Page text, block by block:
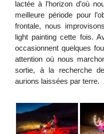
lactée à l’horizon d’où
meilleure période pour
frontale, nous
light painting cette fois.
occasionnent quelques
attention où nous
sortie, à la recherche
aurions laissées par terre.